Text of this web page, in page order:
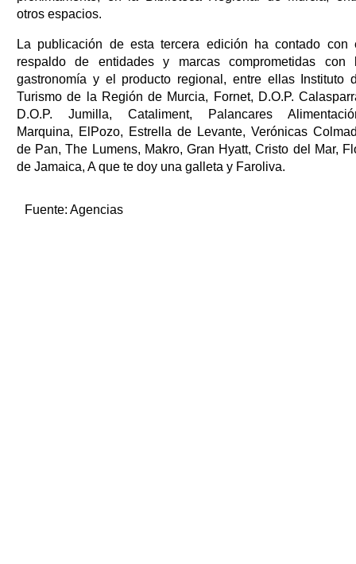
otros espacios.
La publicación de esta tercera edición ha contado con
respaldo de entidades y marcas comprometidas con
gastronomía y el producto regional, entre ellas Instituto
Turismo de la Región de Murcia, Fornet, D.O.P.
D.O.P. Jumilla, Cataliment, Palancares
Marquina, ElPozo, Estrella de Levante, Verónicas
de Pan, The Lumens, Makro, Gran Hyatt, Cristo del Mar,
de Jamaica, A que te doy una galleta y Faroliva.
Fuente: Agencias